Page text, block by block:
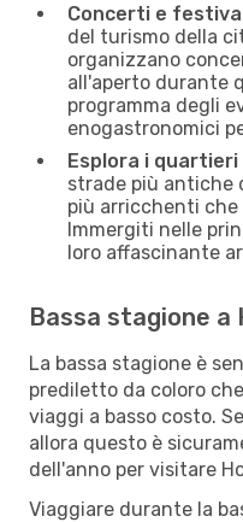
Concerti e
del turismo della
organizzano
all'aperto durante
programma degli
enogastronomici
Esplora i
strade più antiche
più arricchenti che
Immergiti nelle
loro affascinante
Bassa stagione a
La bassa stagione è
prediletto da coloro
viaggi a basso costo.
allora questo è
dell'anno per visitare
Viaggiare durante la